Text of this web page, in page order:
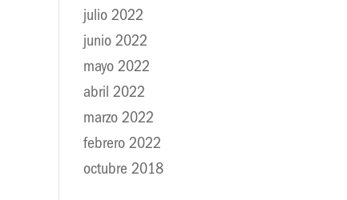
julio 2022
junio 2022
mayo 2022
abril 2022
marzo 2022
febrero 2022
octubre 2018